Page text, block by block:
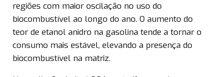
regiões com maior oscilação no uso do
biocombustível ao longo do ano. O aumento do
teor de etanol anidro na gasolina tende a tornar o
consumo mais estável, elevando a presença do
biocombustível na matriz.